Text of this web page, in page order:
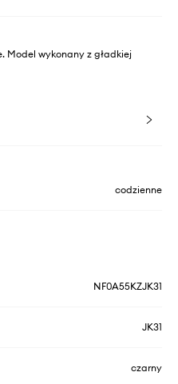
Model wykonany z gładkiej
codzienne
NF0A55KZJK31
JK31
czarny